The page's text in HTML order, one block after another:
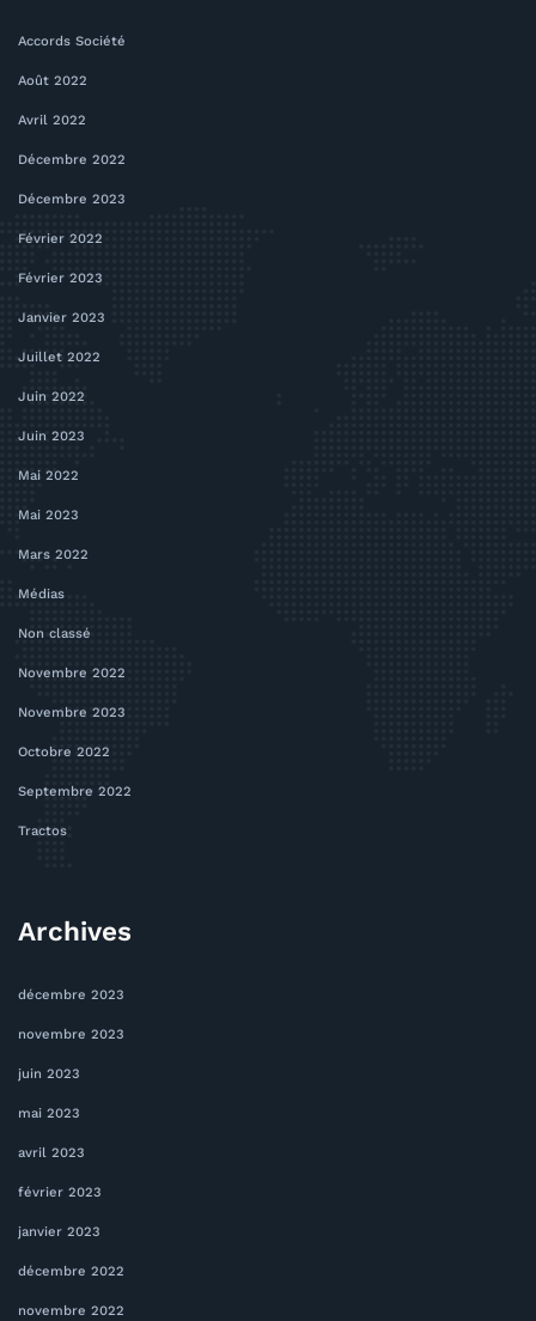
Accords Société
Août 2022
Avril 2022
Décembre 2022
Décembre 2023
Février 2022
Février 2023
Janvier 2023
Juillet 2022
Juin 2022
Juin 2023
Mai 2022
Mai 2023
Mars 2022
Médias
Non classé
Novembre 2022
Novembre 2023
Octobre 2022
Septembre 2022
Tractos
Archives
décembre 2023
novembre 2023
juin 2023
mai 2023
avril 2023
février 2023
janvier 2023
décembre 2022
novembre 2022